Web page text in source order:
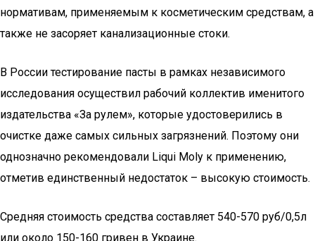
нормативам, применяемым к косметическим средствам, а
также не засоряет канализационные стоки.
В России тестирование пасты в рамках независимого
исследования осуществил рабочий коллектив именитого
издательства «За рулем», которые удостоверились в
очистке даже самых сильных загрязнений. Поэтому они
однозначно рекомендовали Liqui Moly к применению,
отметив единственный недостаток – высокую стоимость.
Средняя стоимость средства составляет 540-570 руб/0,5л
или около 150-160 гривен в Украине.